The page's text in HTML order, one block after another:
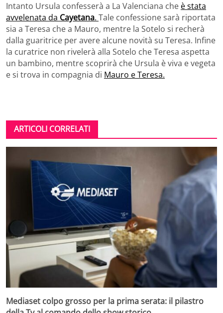
Intanto Ursula confesserà a La Valenciana che è stata
avvelenata da Cayetana. Tale confessione sarà riportata
sia a Teresa che a Mauro, mentre la Sotelo si recherà
dalla guaritrice per avere alcune novità su Teresa. Infine
la curatrice non rivelerà alla Sotelo che Teresa aspetta
un bambino, mentre scoprirà che Ursula è viva e vegeta
e si trova in compagnia di Mauro e Teresa.
ARTICOLI CORRELATI
Mediaset colpo grosso per la prima serata: il pilastro